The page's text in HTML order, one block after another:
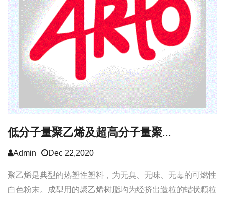
低分子量聚乙烯及超高分子量聚...
Admin Dec 22,2020
聚乙烯是典型的热塑性塑料，为无臭、无味、无毒的可燃性
白色粉末。成型用的聚乙烯树脂均为经挤出造粒的蜡状颗粒